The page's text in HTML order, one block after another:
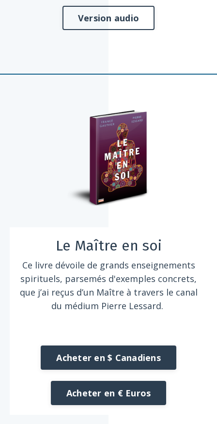
Version audio
Le Maître en soi
Ce livre dévoile de grands enseignements
spirituels, parsemés d'exemples concrets,
que j’ai reçus d’un Maître à travers le canal
du médium Pierre Lessard.
Acheter en $ Canadiens
Acheter en € Euros